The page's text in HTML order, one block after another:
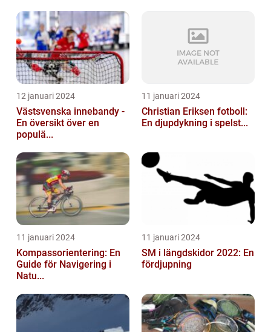
12 januari 2024
Västsvenska innebandy -
En översikt över en
populä...
11 januari 2024
Christian Eriksen fotboll:
En djupdykning i spelst...
11 januari 2024
Kompassorientering: En
Guide för Navigering i
Natu...
11 januari 2024
SM i längdskidor 2022: En
fördjupning